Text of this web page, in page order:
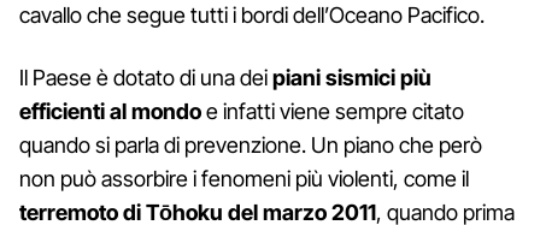
cavallo che segue tutti i bordi dell’Oceano Pacifico.
Il Paese è dotato di una deipiani sismici più
efficienti al mondoe infatti viene sempre citato
quando si parla di prevenzione. Un piano che però
non può assorbire i fenomeni più violenti, come il
terremoto di Tōhoku del marzo 2011, quando prima